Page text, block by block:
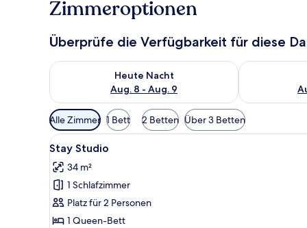
Zimmeroptionen
Überprüfe die Verfügbarkeit für diese
Heute Nacht
Aug. 8 - Aug. 9
Überprüfe die Verfügbarkeit für heute Nacht, Aug. 8
Überprüfe
Verfügbare
Filter
für
Zimmer
Alle Zimmer 1 Bett 2 Betten Über 3 Betten
Alle
Fotos
für
Stay
Studio
anzeigen
Ein modernes Hotelzimmer
12
Stay Studio
34 m²
1 Schlafzimmer
Platz für 2 Personen
1 Queen-Bett